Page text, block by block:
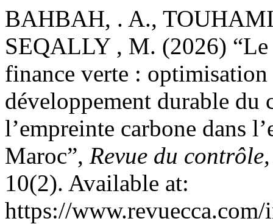
BAHBAH, . A.,
SEQALLY , M. (2026)
finance verte : optimisation
développement durable du
l’empreinte carbone dans
Maroc”, Revue du
10(2). Available at:
https://